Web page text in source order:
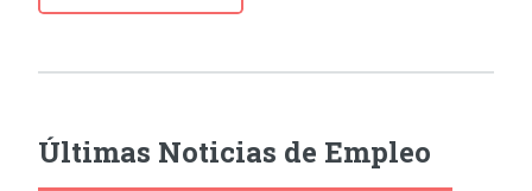
Últimas Noticias de Empleo